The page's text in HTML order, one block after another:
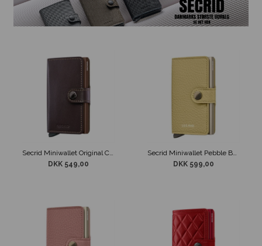
DKK 549,00
Secrid Miniwallet Pebble Butter Yellow
DKK 599,00